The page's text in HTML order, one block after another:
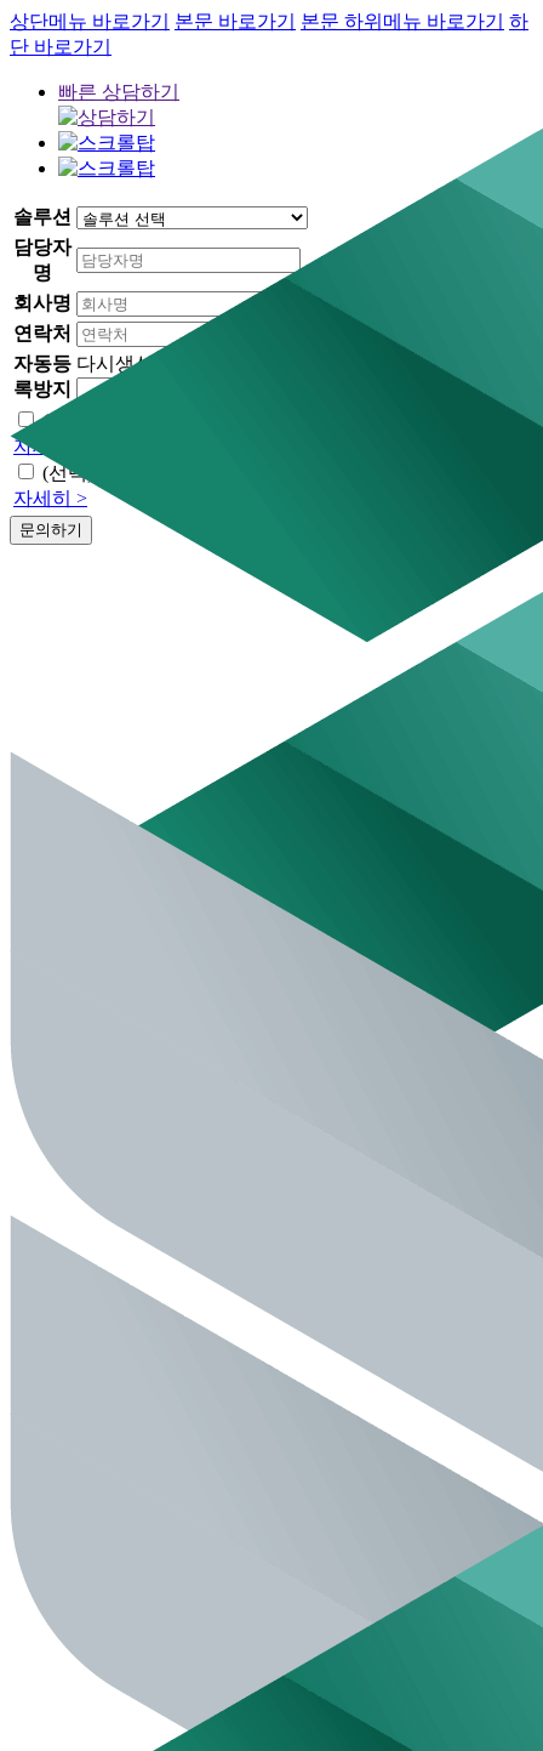
상단메뉴 바로가기 본문 바로가기 본문 하위메뉴 바로가기
하
단 바로가기
빠른 상담하기
솔루션
담당자
명
회사명
연락처
자동등
록방지
다시생성
자동가입방지 문자입력
(필수) 개인정보 수집항목 동의
자세히 >
(선택) 마케팅 수신 동의
자세히 >
문의하기